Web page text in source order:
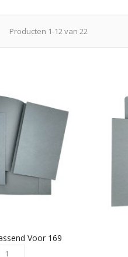
Producten 1-12van 22
Voor 169